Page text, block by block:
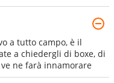
a tutto campo, è il
a chiedergli di boxe, di
ne farà innamorare